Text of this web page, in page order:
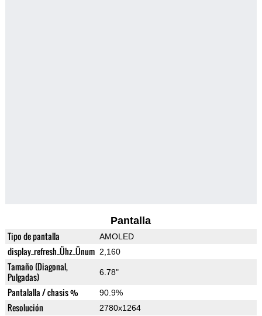
Pantalla
Tipo de pantalla AMOLED
display_refresh_Ühz_Ünum 2,160
Tamaño (Diagonal,
Pulgadas)
6.78"
Pantalalla / chasis % 90.9%
Resolución 2780x1264